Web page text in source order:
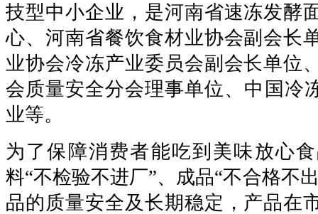
技型中小企业，是河南省速冻发酵
心、河南省餐饮食材业协会副会长
业协会冷冻产业委员会副会长单位
会质量安全分会理事单位、中国冷
业等。
为了保障消费者能吃到美味放心
料“不检验不进厂”、成品“不合格不
品的质量安全及长期稳定，产品在